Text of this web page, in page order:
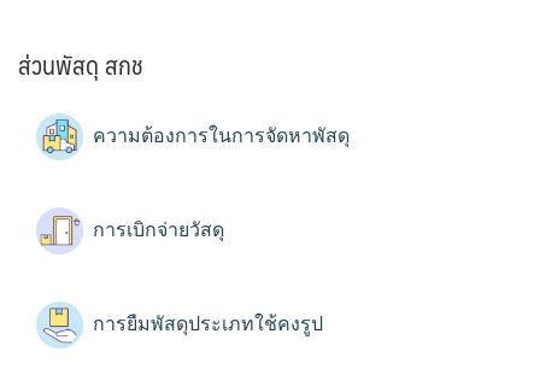
ส่วนพัสดุ สกช
ความต้องการในการจัดหาพัสดุ
การเบิกจ่ายวัสดุ
การยืมพัสดุประเภทใช้คงรูป